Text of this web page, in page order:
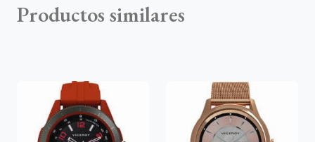
Productos similares